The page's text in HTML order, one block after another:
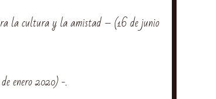
la cultura y la amistad – (16 de junio
enero 2020) -.